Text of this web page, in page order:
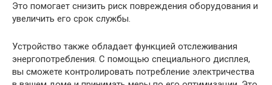
Это помогает снизить риск повреждения оборудования и
увеличить его срок службы.
Устройство также обладает функцией отслеживания
энергопотребления. С помощью специального дисплея,
вы сможете контролировать потребление электричества